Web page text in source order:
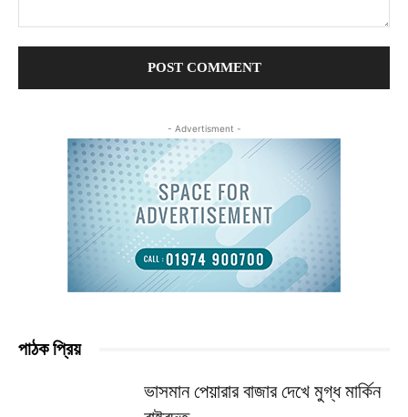
- Advertisment -
পাঠক প্রিয়
ভাসমান পেয়ারার বাজার দেখে মুগ্ধ মার্কিন